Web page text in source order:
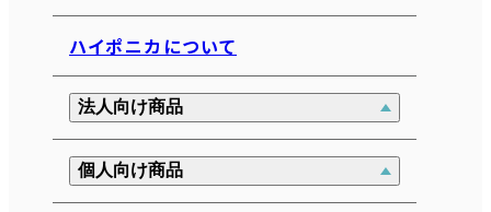
ハイポニカについて
法人向け商品
個人向け商品